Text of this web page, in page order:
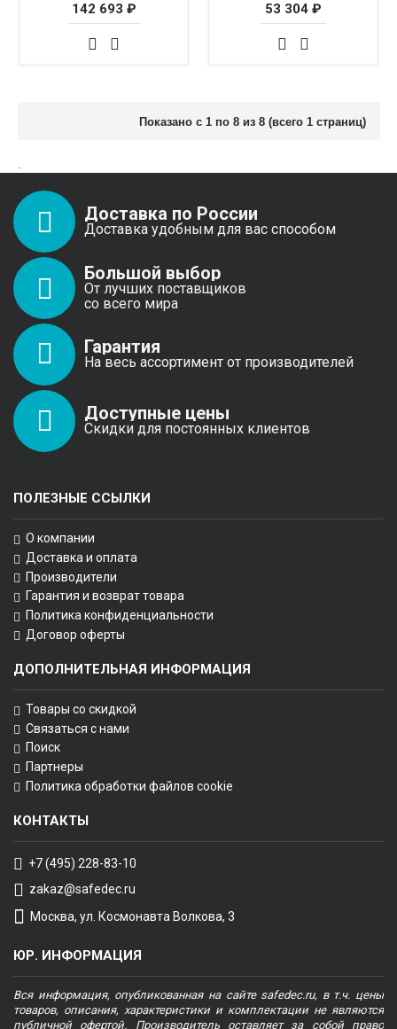
142 693 ₽ 53 304 ₽
Показано с 1 по 8 из 8 (всего 1 страниц)
.
Доставка по России
Доставка удобным для вас способом
Большой выбор
От лучших поставщиков
со всего мира
Гарантия
На весь ассортимент от производителей
Доступные цены
Скидки для постоянных клиентов
ПОЛЕЗНЫЕ ССЫЛКИ
О компании
Доставка и оплата
Производители
Гарантия и возврат товара
Политика конфиденциальности
Договор оферты
ДОПОЛНИТЕЛЬНАЯ ИНФОРМАЦИЯ
Товары со скидкой
Связаться с нами
Поиск
Партнеры
Политика обработки файлов cookie
КОНТАКТЫ
+7 (495) 228-83-10
zakaz@safedec.ru
Москва, ул. Космонавта Волкова, 3
ЮР. ИНФОРМАЦИЯ
Вся информация, опубликованная на сайте safedec.ru, в т.ч. цены
товаров, описания, характеристики и комплектации не являются
публичной офертой. Производитель оставляет за собой право